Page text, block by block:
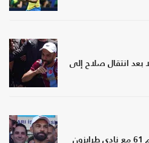
بعد انتقال صلاح إلى
لماذا اختار محمد صلاح الرقم 61 مع نادي طرابزون